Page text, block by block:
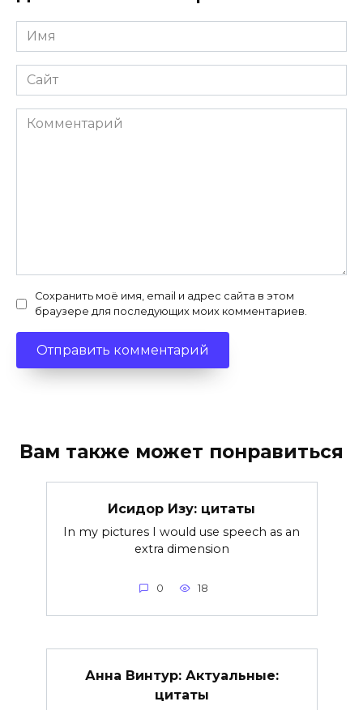
Имя
*
Сайт
Комментарий
Сохранить моё имя, email и адрес сайта в этом
браузере для последующих моих комментариев.
Вам также может понравиться
Исидор Изу: цитаты
In my pictures I would use speech as an
extra dimension
0 18
Анна Винтур: Актуальные:
цитаты